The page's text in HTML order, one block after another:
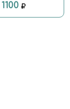
1100